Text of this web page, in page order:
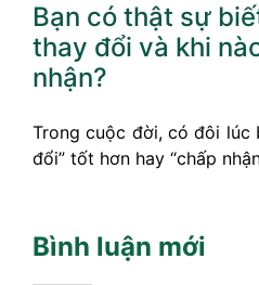
Bạn có thật sự
thay đổi và khi
nhận?
Trong cuộc đời, có đôi lúc
đổi” tốt hơn hay “chấp
Bình luận mới